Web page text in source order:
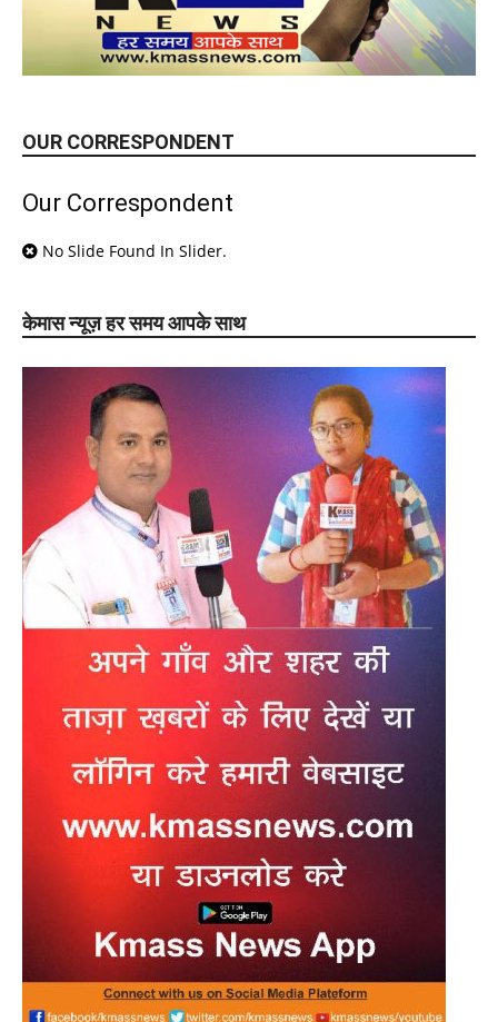
OUR CORRESPONDENT
Our Correspondent
No Slide Found In Slider.
केमास न्यूज़ हर समय आपके साथ